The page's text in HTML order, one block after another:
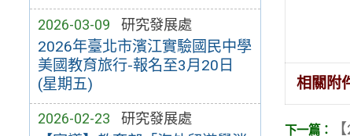
2026-03-09 研究發展處
2026年臺北市濱江實驗國民中學
美國教育旅行-報名至3月20日
(星期五)
2026-02-23 研究發展處
相關附